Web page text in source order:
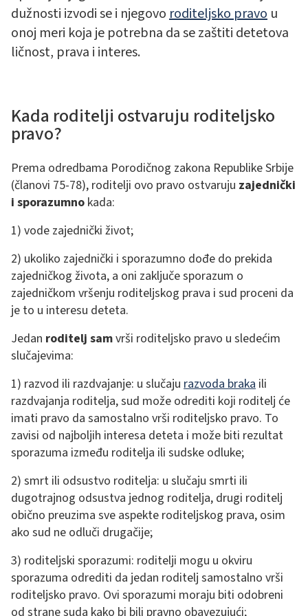
dužnosti izvodi se i njegovoroditeljsko pravo u
onoj meri koja je potrebna da se zaštiti detetova
ličnost, prava i interes.
Kada roditelji ostvaruju roditeljsko
pravo?
Prema odredbama Porodičnog zakona Republike Srbije
(članovi 75-78), roditelji ovo pravo ostvaruju zajednički
i sporazumno kada:
1) vode zajednički život;
2) ukoliko zajednički i sporazumno dođe do prekida
zajedničkog života, a oni zaključe sporazum o
zajedničkom vršenju roditeljskog prava i sud proceni da
je to u interesu deteta.
Jedan roditelj samvrši roditeljsko pravo u sledećim
slučajevima:
1) razvod ili razdvajanje: u slučaju razvoda braka ili
razdvajanja roditelja, sud može odrediti koji roditelj će
imati pravo da samostalno vrši roditeljsko pravo. To
zavisi od najboljih interesa deteta i može biti rezultat
sporazuma između roditelja ili sudske odluke;
2) smrt ili odsustvo roditelja: u slučaju smrti ili
dugotrajnog odsustva jednog roditelja, drugi roditelj
obično preuzima sve aspekte roditeljskog prava, osim
ako sud ne odluči drugačije;
3) roditeljski sporazumi: roditelji mogu u okviru
sporazuma odrediti da jedan roditelj samostalno vrši
roditeljsko pravo. Ovi sporazumi moraju biti odobreni
od strane suda kako bi bili pravno obavezujući;